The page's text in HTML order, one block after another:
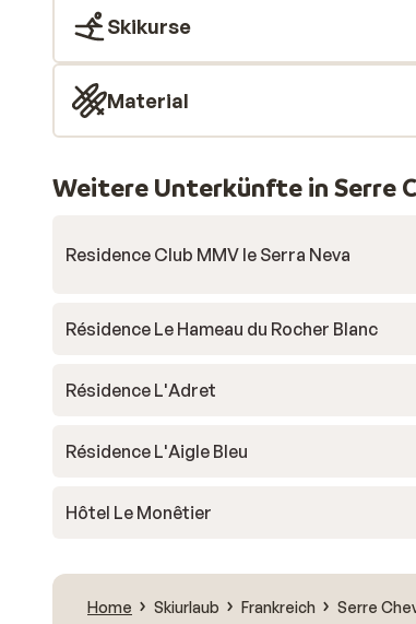
Skikurse
Material
Weitere Unterkünfte in Serre
Residence Club MMV le Serra Neva
Résidence Le Hameau du Rocher Blanc
Résidence L'Adret
Résidence L'Aigle Bleu
Hôtel Le Monêtier
Home Skiurlaub Frankreich Serre